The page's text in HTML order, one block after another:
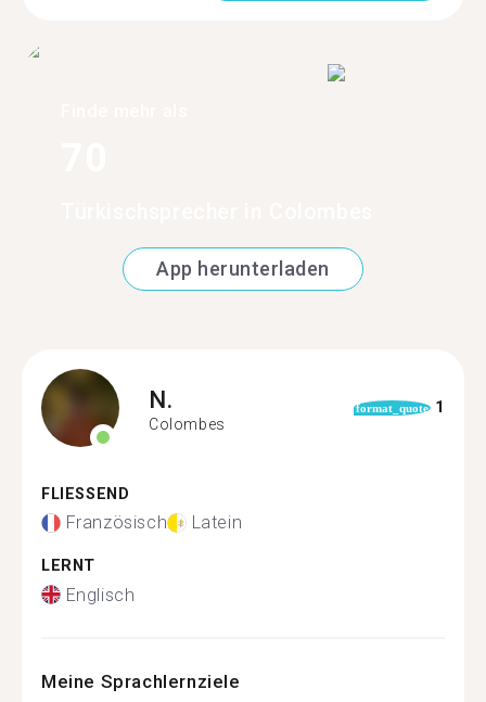
App herunterladen
N.
Colombes
format_quote 1
FLIESSEND
Französisch Latein
LERNT
Englisch
Meine Sprachlernziele